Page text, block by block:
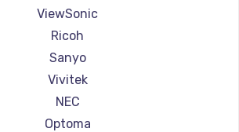
Заказать
Установка драйверов
725 руб.
Заказать
ViewSonic
Ricoh
Sanyo
Vivitek
NEC
Optoma